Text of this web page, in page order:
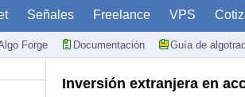
Señales Freelance VPS
Forge Documentación Guía de
Inversión extranjera en